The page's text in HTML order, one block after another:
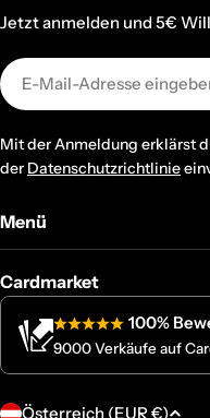
Jetzt anmelden und 5€
E-
Mail
Mit der Anmeldung erklärst
der Datenschutzrichtlinie
Menü
Cardmarket
100%
9000 Verkäufe auf
Österreich (EUR €)